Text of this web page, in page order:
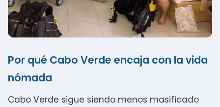
Por qué Cabo Verde encaja con la vida
nómada
Cabo Verde sigue siendo menos masificado